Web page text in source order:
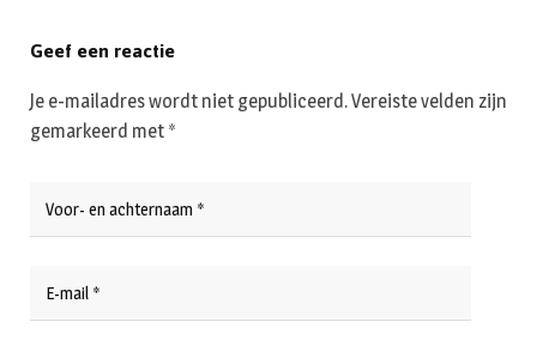
Geef een reactie
Je e-mailadres wordt niet gepubliceerd.Vereiste velden zijn
gemarkeerd met *